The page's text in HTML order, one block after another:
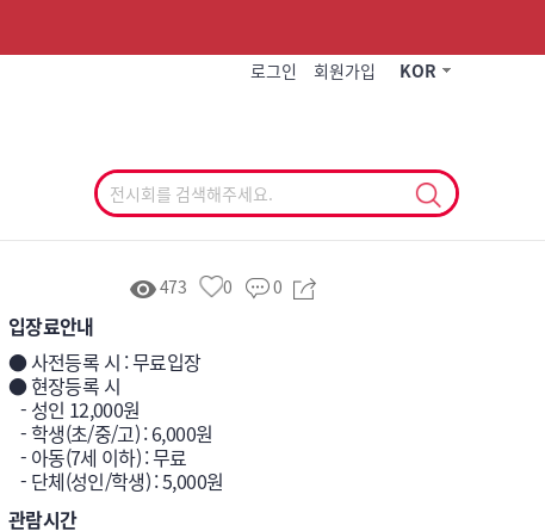
로그인 회원가입 KOR
473 0 0
입장료안내
● 사전등록 시 : 무료입장
● 현장등록 시
   - 성인 12,000원
   - 학생(초/중/고) : 6,000원
   - 아동(7세 이하) : 무료
   - 단체(성인/학생) : 5,000원
관람시간